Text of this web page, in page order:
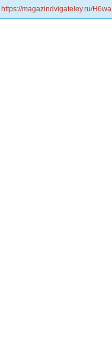
https://magazindvigateley.ru/